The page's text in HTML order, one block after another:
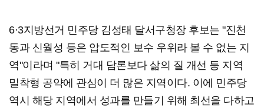
6·3지방선거 민주당 김성태 달서구청장 후보는 "진천
동과 신월성 등은 압도적인 보수 우위라 볼 수 없는 지
역"이라며 "특히 거대 담론보다 삶의 질 개선 등 지역
밀착형 공약에 관심이 더 많은 지역이다. 이에 민주당
역시 해당 지역에서 성과를 만들기 위해 최선을 다하고